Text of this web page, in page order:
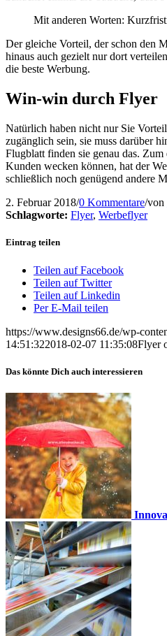
Mit anderen Worten:
Der gleiche Vorteil, der schon den
hinaus auch gezielt nur dort
die beste Werbung.
Win-win durch Flyer
Natürlich haben nicht nur Sie
zugänglich sein, sie muss darüber
Flugblatt finden sie genau das. Zum
Kunden wecken können, hat der
schließlich noch genügend andere
2. Februar 2018/0 Kommentare/von
Schlagworte: Flyer, Werbeflyer
Eintrag teilen
Teilen auf Facebook
Teilen auf Twitter
Teilen auf Linkedin
Per E-Mail teilen
https://www.designs66.de/wp-
14:51:322018-02-07 11:35:08Flyer
Das könnte Dich auch interessieren